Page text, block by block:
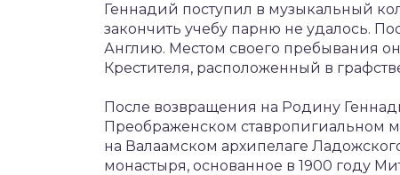
Геннадий поступил в музыкальный
закончить учебу парню не удалось.
Англию. Местом своего пребывания
Крестителя, расположенный в
После возвращения на Родину
Преображенском ставропигиальном
на Валаамском архипелаге
монастыря, основанное в 1900 году